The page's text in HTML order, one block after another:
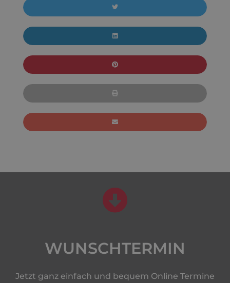
WUNSCHTERMIN
Jetzt ganz einfach und bequem Online Termine